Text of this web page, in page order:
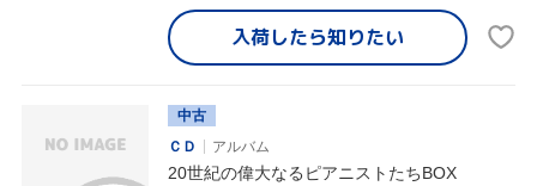
入荷したら知りたい
中古
ＣＤ
アルバム
20世紀の偉大なるピアニストたちBOX